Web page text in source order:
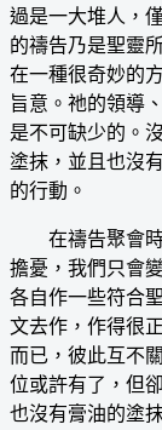
過是一大堆人，
的禱告乃是聖靈
在一種很奇妙的
旨意。祂的領導
是不可缺少的。
塗抹，並且也沒
的行動。
在禱告聚會時
擔憂，我們只會
各自作一些符合
文去作，作得很
而已，彼此互不
位或許有了，但
也沒有膏油的塗